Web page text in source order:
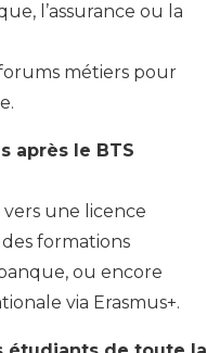
l’assurance ou la
métiers pour
après le BTS
une licence
formations
ou encore
via Erasmus+.